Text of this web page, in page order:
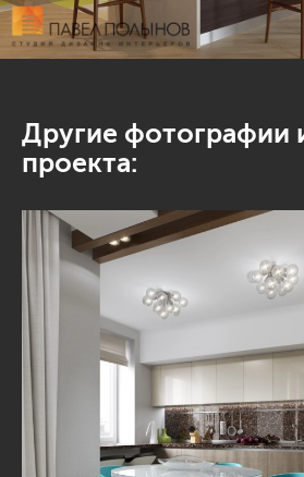
Другие фотографии
проекта: